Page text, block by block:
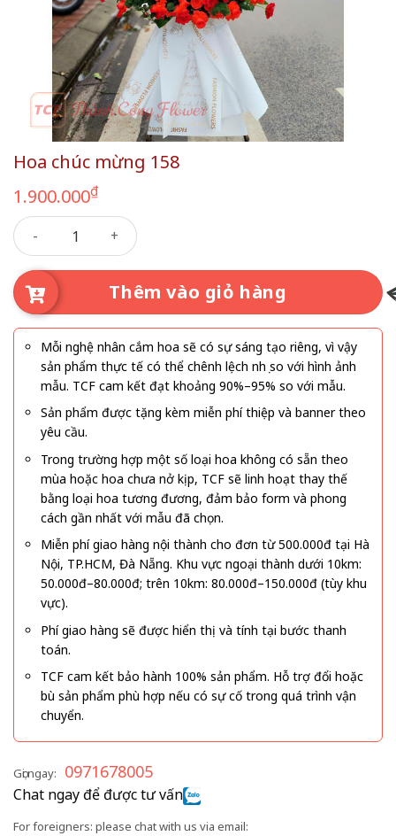
Hoa chúc mừng 158
1.900.000₫
Hoa chúc mừng 158 số lượng
Thêm vào giỏ hàng
Mỗi nghệ nhân cắm hoa sẽ có sự sáng tạo riêng, vì vậy
sản phẩm thực tế có thể chênh lệch nhẹ so với hình ảnh
mẫu. TCF cam kết đạt khoảng 90%–95% so với mẫu.
Sản phẩm được tặng kèm miễn phí thiệp và banner theo
yêu cầu.
Trong trường hợp một số loại hoa không có sẵn theo
mùa hoặc hoa chưa nở kịp, TCF sẽ linh hoạt thay thế
bằng loại hoa tương đương, đảm bảo form và phong
cách gần nhất với mẫu đã chọn.
Miễn phí giao hàng nội thành cho đơn từ 500.000đ tại Hà
Nội, TP.HCM, Đà Nẵng. Khu vực ngoại thành dưới 10km:
50.000đ–80.000đ; trên 10km: 80.000đ–150.000đ (tùy khu
vực).
Phí giao hàng sẽ được hiển thị và tính tại bước thanh
toán.
TCF cam kết bảo hành 100% sản phẩm. Hỗ trợ đổi hoặc
bù sản phẩm phù hợp nếu có sự cố trong quá trình vận
chuyển.
Gọi ngay: 0971678005
Chat ngay để được tư vấn
For foreigners: please chat with us via email: